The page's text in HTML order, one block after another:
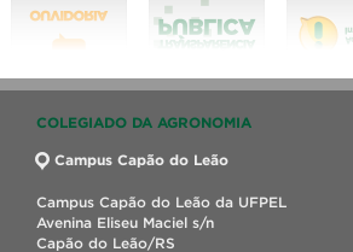
COLEGIADO DA AGRONOMIA
Campus Capão do Leão
Campus Capão do Leão da UFPEL
Avenina Eliseu Maciel s/n
Capão do Leão/RS